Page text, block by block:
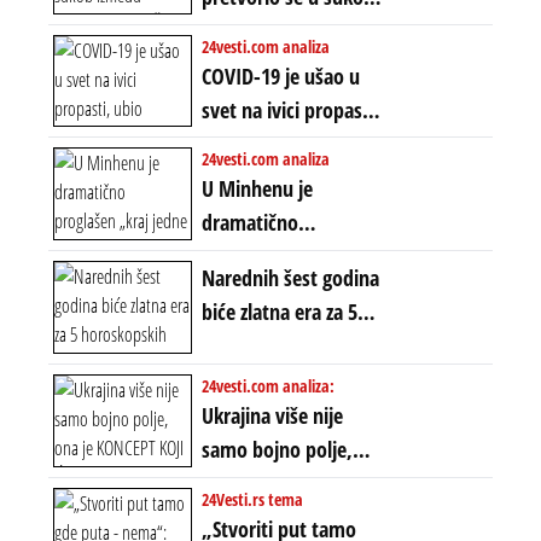
starog poretka
globalne preferencije
između običnih ljudi:
ZAŠTO SE DEŠAVA
EKSTREMNA
POLARIZACIJA?
24vesti.com analiza
COVID-19 je ušao u
svet na ivici propasti,
ubio milione, ali je
spasao sistem
24vesti.com analiza
U Minhenu je
dramatično
proglašen „kraj jedne
ere“, ali sa
dvostrukom
neistinom: forma te
ere završila se na
istom mestu, ali
prošle godine
Narednih šest godina
biće zlatna era za 5
znakova: Stiže lavina
novca i bogatstva
24vesti.com analiza:
Ukrajina više nije
samo bojno polje,
ona je KONCEPT KOJI
ĆE RASPASTI CEO
24Vesti.rs tema
„Stvoriti put tamo